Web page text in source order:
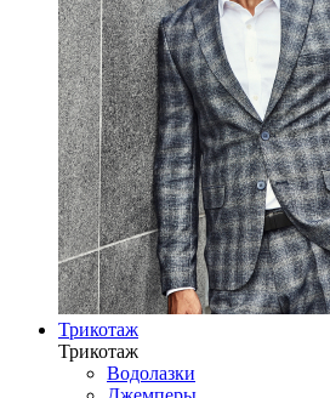
Трикотаж
Трикотаж
Водолазки